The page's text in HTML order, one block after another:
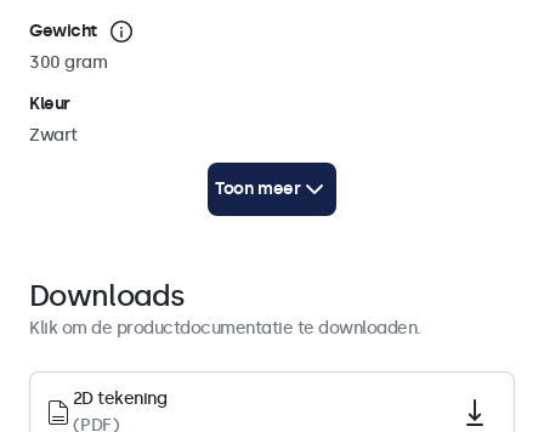
Gewicht
300 gram
Kleur
Zwart
250 cm (AC: 100 cm / DC: 150 cm)
Download PDF
Technische Tekening (3D)
Energie
Toon meer
Downloads
Klik om de productdocumentatie te downloaden.
2D tekening
(PDF)